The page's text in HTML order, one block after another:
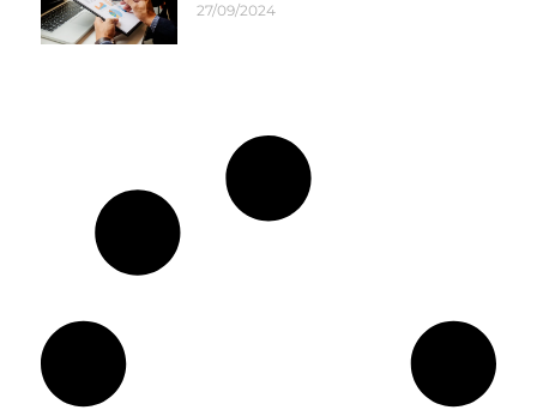
27/09/2024